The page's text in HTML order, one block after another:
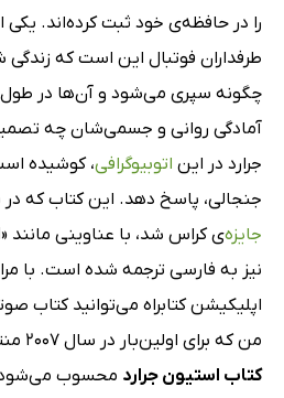
را در حافظه‌ی خود ثبت کرده‌اند.
طرفداران فوتبال این است که
چگونه سپری می‌شود و آن‌ها در طول
آمادگی روانی و جسمی‌شان چه
جرارد در این اتوبیوگرافی، کوشیده
جنجالی، پاسخ دهد. این کتاب که در سال
جایزه‌ی کراس شد، با عناوینی مانند «
نیز به فارسی ترجمه شده است. با
اپلیکیشن کتابراه می‌توانید کتاب
من که برای اولین‌بار در سال 2007 منتشر شد و تنها و
کتاب استیون جرارد محسوب می‌شود